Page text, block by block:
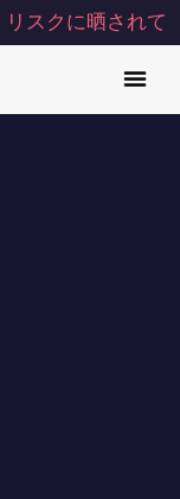
リスクに晒されて